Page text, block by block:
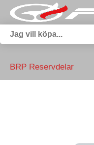
BRP Reservdelar